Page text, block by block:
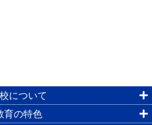
について
育の特色